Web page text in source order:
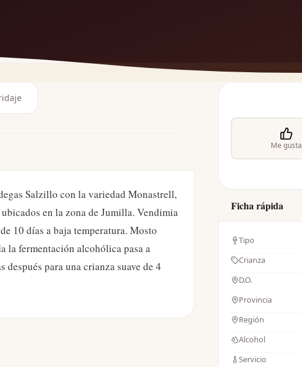
Salzillo con la variedad Monastrell,
en la zona de Jumilla. Vendimia
10 días a baja temperatura. Mosto
la fermentación alcohólica pasa a
para una crianza suave de 4
Me gusta
Ficha rápida
Tipo
Crianza
D.O.
Provincia
Región
Alcohol
Servicio